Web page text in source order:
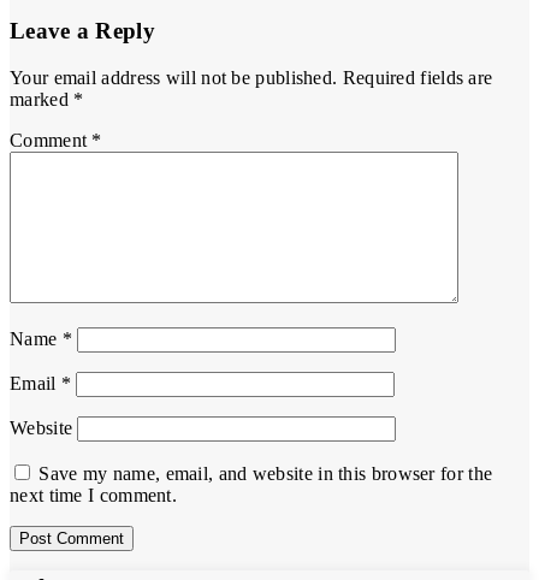
Leave a Reply
Your email address will not be published. Required fields are
marked *
Comment *
Name *
Email *
Website
Save my name, email, and website in this browser for the
next time I comment.